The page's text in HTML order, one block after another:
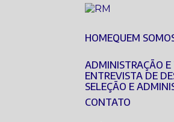
HOME QUEM
ADMINISTRAÇÃO
ENTREVISTA DE
SELEÇÃO E
CONTATO